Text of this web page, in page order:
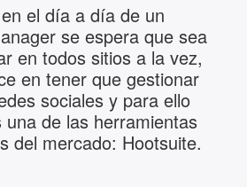
el día a día de un
se espera que sea
en todos sitios a la vez,
en tener que gestionar
sociales y para ello
una de las herramientas
del mercado: Hootsuite.